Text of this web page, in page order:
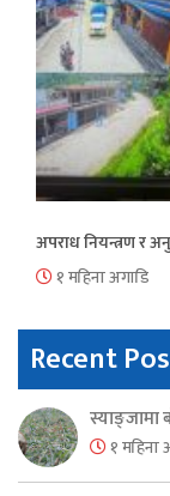
अपराध नियन्त्रण र
१ महिना अगाडि
Recent
स्याङ्जामा
१ महिना